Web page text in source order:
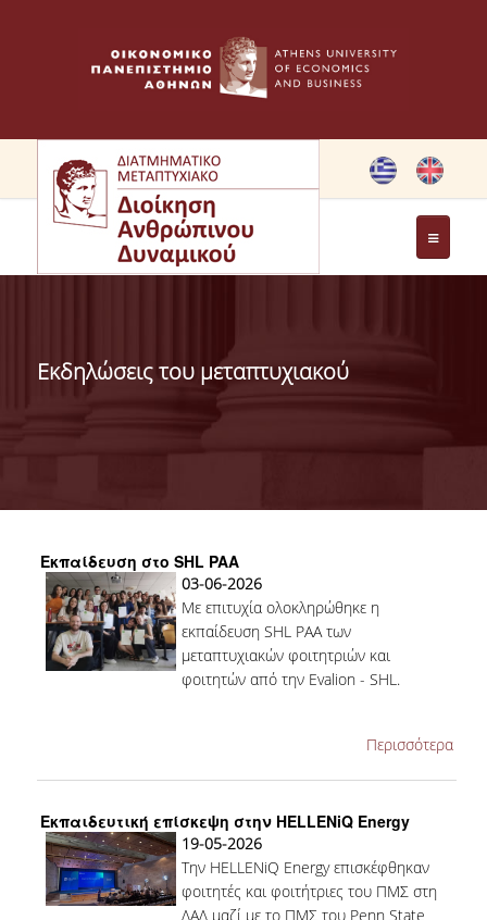
ΧΑΙΡΕΤΙΣΜΟΣ ΔΙΕΥΘΥΝΤΡΙΑΣ ΔΠΜΣ
ΧΑΙΡΕΤΙΣΜΟΣ ΙΔΡΥΤΡΙΑΣ
ΥΠΟΔΟΜΕΣ
ΜΑΘΗΜΑΤΑ
ΟΔΗΓΟΣ ΣΠΟΥΔΩΝ
ΑΙΤΗΣΕΙΣ
ΔΙΔΑΚΤΡΑ - ΥΠΟΤΡΟΦΙΕΣ
Εκδηλώσεις του μεταπτυχιακού
Εκπαίδευση στο SHL PAA
03-06-2026
Με επιτυχία ολοκληρώθηκε η
εκπαίδευση SHL PAA των
μεταπτυχιακών φοιτητριών και
φοιτητών από την Evalion - SHL.
Περισσότερα
Εκπαιδευτική επίσκεψη στην HELLENiQ Energy
19-05-2026
Την HELLENiQ Energyεπισκέφθηκαν
φοιτητές και φοιτήτριες του ΠΜΣ στη
ΔΑΔ μαζί με το ΠΜΣ του Penn State